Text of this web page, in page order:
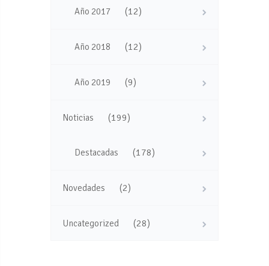
Año 2017 (12)
Año 2018 (12)
Año 2019 (9)
Noticias (199)
Destacadas (178)
Novedades (2)
Uncategorized (28)